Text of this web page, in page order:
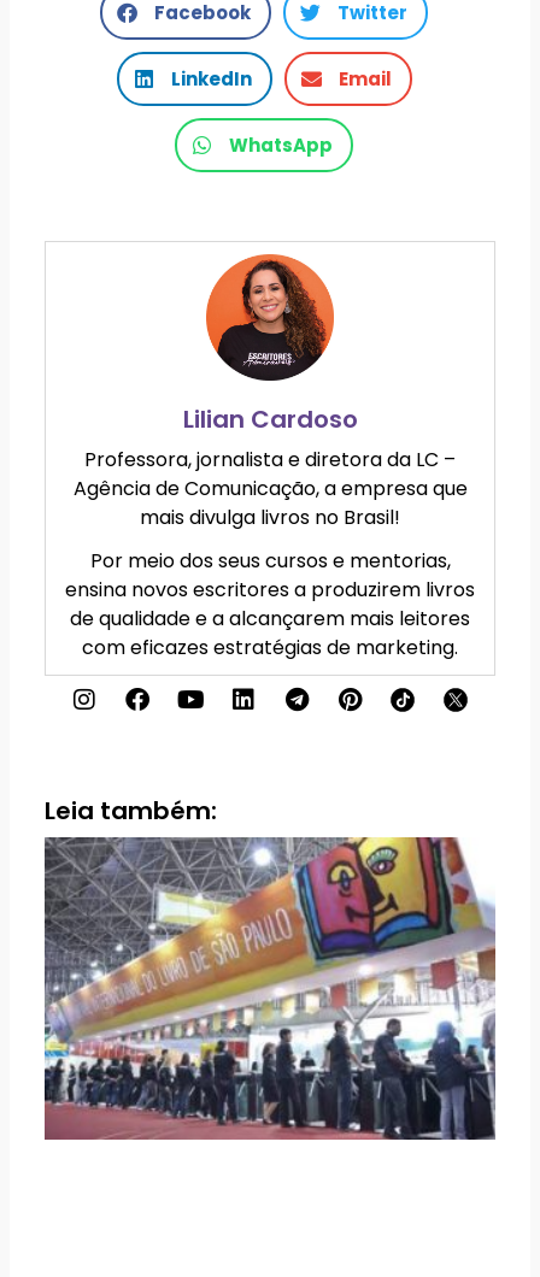
Facebook Twitter
LinkedIn Email
WhatsApp
Lilian Cardoso
Professora, jornalista e diretora da LC –
Agência de Comunicação, a empresa que
mais divulga livros no Brasil!
Por meio dos seus cursos e mentorias,
ensina novos escritores a produzirem livros
de qualidade e a alcançarem mais leitores
com eficazes estratégias de marketing.
I
n
g
r
a
m
F
a
o
o
k
Y
o
b
e
L
i
i
n
T
e
a
m
P
i
e
s
t
Leia também: